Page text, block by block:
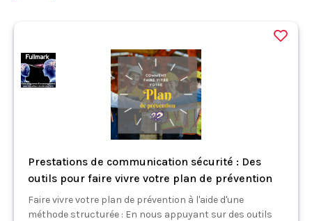
Prestations de communication sécurité : Des
outils pour faire vivre votre plan de prévention
Faire vivre votre plan de prévention à l'aide d'une
méthode structurée : En nous appuyant sur des outils